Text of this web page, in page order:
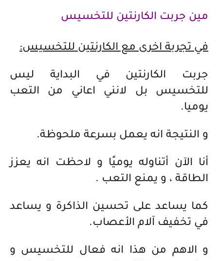
مين جربت الكارنتين للتخسيس
في تجربة اخرى مع الكارنتين للتخسيس:
جربت الكارنتين في البداية ليس
للتخسيس بل لانني اعاني من التعب
يوميا.
و النتيجة انه يعمل بسرعة ملحوظة.
أنا الآن أتناوله يوميًا و لاحظت انه يعزز
الطاقة ، و يمنع التعب .
كما يساعد على تحسين الذاكرة و يساعد
في تخفيف آلام الأعصاب.
و الاهم من هذا انه فعال للتخسيس و